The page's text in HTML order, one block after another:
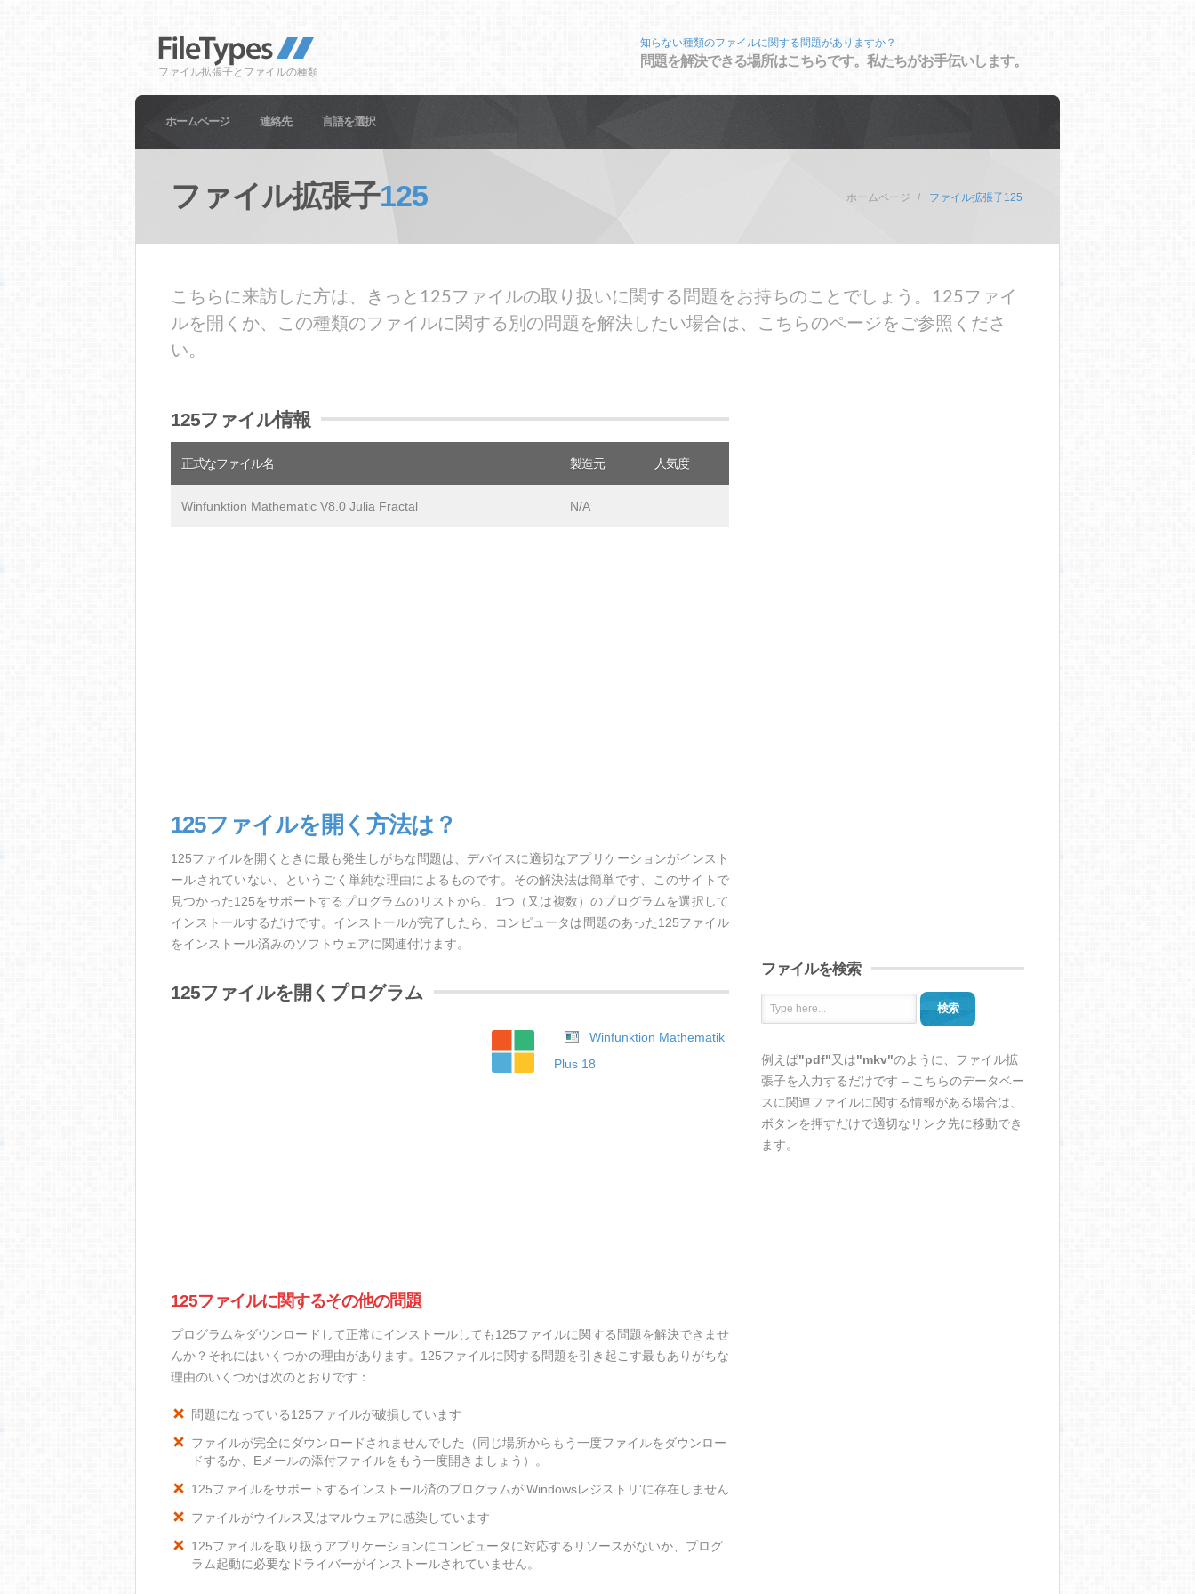
ファイル拡張子とファイルの種類
知らない種類のファイルに関する問題がありますか？
問題を解決できる場所はこちらです。私たちがお手伝いします。
ホームページ 連絡先 言語を選択
ファイル拡張子125 ホームページ ファイル拡張子125
こちらに来訪した方は、きっと125ファイルの取り扱いに関する問題をお持ちのことでしょう。125ファイ
ルを開くか、この種類のファイルに関する別の問題を解決したい場合は、こちらのページをご参照くださ
い。
125ファイル情報
正式なファイル名 製造元 人気度
Winfunktion Mathematic V8.0 Julia Fractal N/A
125ファイルを開く方法は？
125ファイルを開くときに最も発生しがちな問題は、デバイスに適切なアプリケーションがインスト
ールされていない、というごく単純な理由によるものです。その解決法は簡単です、このサイトで
見つかった125をサポートするプログラムのリストから、1つ（又は複数）のプログラムを選択して
インストールするだけです。インストールが完了したら、コンピュータは問題のあった125ファイル
をインストール済みのソフトウェアに関連付けます。
125ファイルを開くプログラム
Winfunktion Mathematik
Plus 18
125ファイルに関するその他の問題
プログラムをダウンロードして正常にインストールしても125ファイルに関する問題を解決できませ
んか？それにはいくつかの理由があります。125ファイルに関する問題を引き起こす最もありがちな
理由のいくつかは次のとおりです：
問題になっている125ファイルが破損しています
ファイルが完全にダウンロードされませんでした（同じ場所からもう一度ファイルをダウンロー
ドするか、Eメールの添付ファイルをもう一度開きましょう）。
125ファイルをサポートするインストール済のプログラムが'Windowsレジストリ'に存在しません
ファイルがウイルス又はマルウェアに感染しています
125ファイルを取り扱うアプリケーションにコンピュータに対応するリソースがないか、プログ
ラム起動に必要なドライバーがインストールされていません。
ファイルを検索
検索
例えば"pdf"又は"mkv"のように、ファイル拡
張子を入力するだけです – こちらのデータベー
スに関連ファイルに関する情報がある場合は、
ボタンを押すだけで適切なリンク先に移動でき
ます。